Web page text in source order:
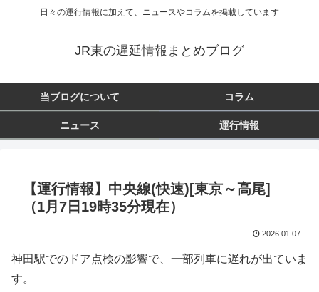
日々の運行情報に加えて、ニュースやコラムを掲載しています
JR東の遅延情報まとめブログ
当ブログについて コラム
ニュース 運行情報
【運行情報】中央線(快速)[東京～高尾]
（1月7日19時35分現在）
2026.01.07
神田駅でのドア点検の影響で、一部列車に遅れが出ていま
す。